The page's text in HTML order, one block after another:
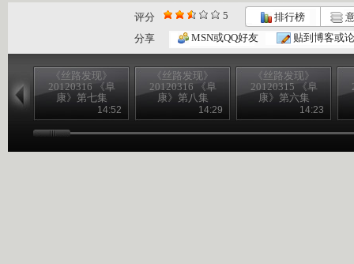
评分 5 排行榜
分享
MSN或QQ好友 贴到博客或
《丝路发现》
20120316 《阜
康》第七集
14:52
《丝路发现》
20120316 《阜
康》第八集
14:29
《丝路发现》
20120315 《阜
康》第六集
14:23